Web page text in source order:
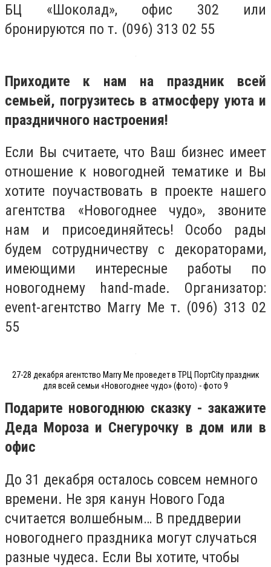
БЦ «Шоколад», офис 302 или
бронируются по т. (096) 313 02 55
Приходите к нам на праздник всей
семьей, погрузитесь в атмосферу уюта и
праздничного настроения!
Если Вы считаете, что Ваш бизнес имеет
отношение к новогодней тематике и Вы
хотите поучаствовать в проекте нашего
агентства «Новогоднее чудо», звоните
нам и присоединяйтесь! Особо рады
будем сотрудничеству с декораторами,
имеющими интересные работы по
новогоднему hand-made. Организатор:
event-агентство Marry Me т. (096) 313 02
55
27-28 декабря агентство Marry Me проведет в ТРЦ ПортCity праздник
для всей семьи «Новогоднее чудо» (фото) - фото 9
Подарите новогоднюю сказку - закажите
Деда Мороза и Снегурочку в дом или в
офис
До 31 декабря осталось совсем немного
времени. Не зря канун Нового Года
считается волшебным… В преддверии
новогоднего праздника могут случаться
разные чудеса. Если Вы хотите, чтобы